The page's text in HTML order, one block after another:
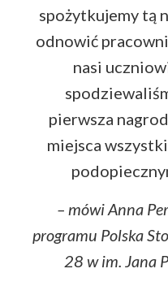
spożytkujemy tą
odnowić
nasi
pierwsza
miejsca
– mówi Anna
programu Polska
28 w im. Jana